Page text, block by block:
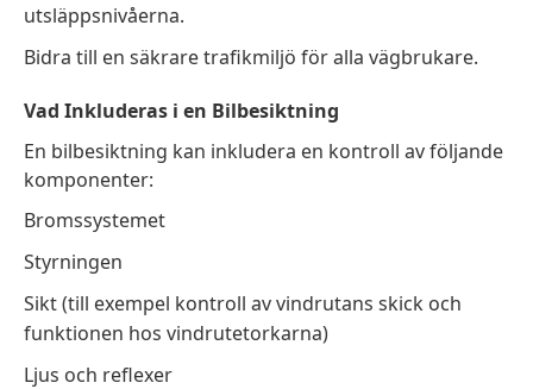
utsläppsnivåerna.
Bidra till en säkrare trafikmiljö för alla vägbrukare.
Vad Inkluderas i en Bilbesiktning
En bilbesiktning kan inkludera en kontroll av följande
komponenter:
Bromssystemet
Styrningen
Sikt (till exempel kontroll av vindrutans skick och
funktionen hos vindrutetorkarna)
Ljus och reflexer